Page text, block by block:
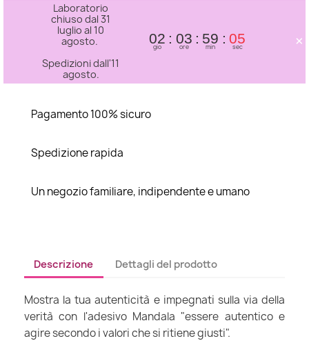
Laboratorio
chiuso dal 31
luglio al 10
agosto.
Spedizioni dall'11
agosto.
02
gio
03
ore
59
min
05
sec ×
Pagamento 100% sicuro
Spedizione rapida
Un negozio familiare, indipendente e umano
Descrizione Dettagli del prodotto
Mostra la tua autenticità e impegnati sulla via della
verità con l'adesivo Mandala "essere autentico e
agire secondo i valori che si ritiene giusti".